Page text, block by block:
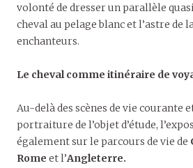
volonté de dresser un parallèle
cheval au pelage blanc et l’astre de
enchanteurs.
Le cheval comme itinéraire de
Au-delà des scènes de vie courante
portraiture de l’objet d’étude,
également sur le parcours de vie de
Rome et l’Angleterre.